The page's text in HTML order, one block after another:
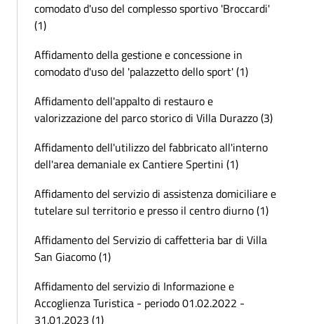
comodato d'uso del complesso sportivo 'Broccardi'
(1)
Affidamento della gestione e concessione in
comodato d'uso del 'palazzetto dello sport' (1)
Affidamento dell'appalto di restauro e
valorizzazione del parco storico di Villa Durazzo (3)
Affidamento dell'utilizzo del fabbricato all'interno
dell'area demaniale ex Cantiere Spertini (1)
Affidamento del servizio di assistenza domiciliare e
tutelare sul territorio e presso il centro diurno (1)
Affidamento del Servizio di caffetteria bar di Villa
San Giacomo (1)
Affidamento del servizio di Informazione e
Accoglienza Turistica - periodo 01.02.2022 -
31.01.2023 (1)